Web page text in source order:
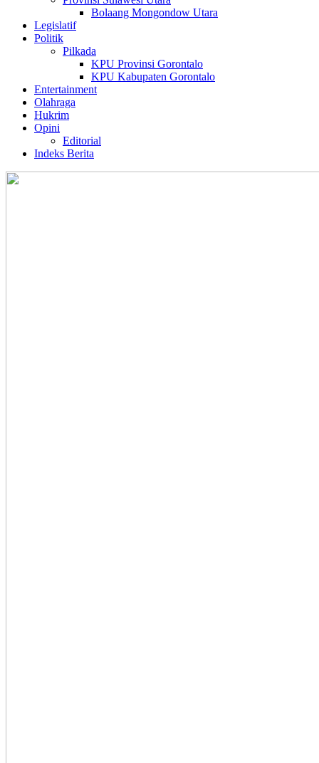
Bolaang Mongondow Utara
Legislatif
Politik
Pilkada
KPU Provinsi Gorontalo
KPU Kabupaten Gorontalo
Entertainment
Olahraga
Hukrim
Opini
Editorial
Indeks Berita